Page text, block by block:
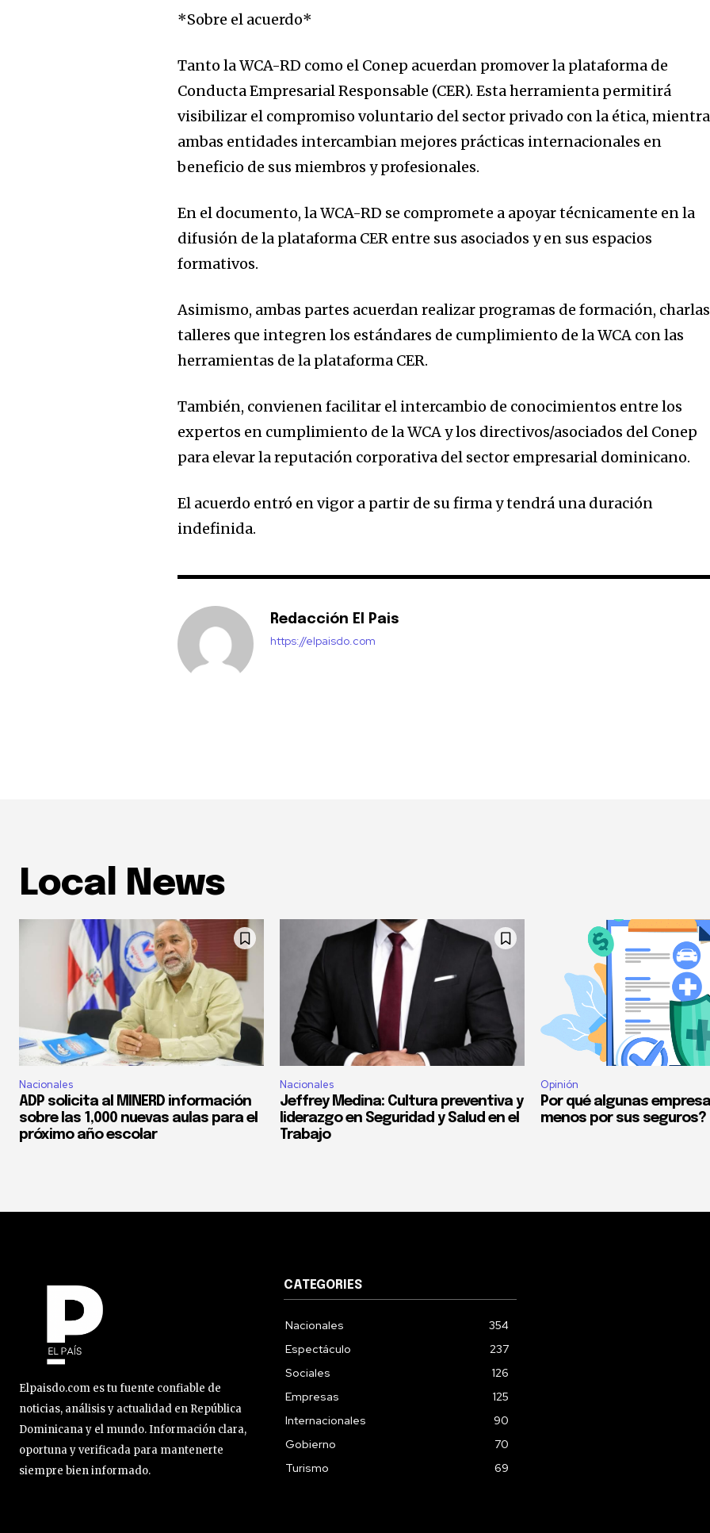
*Sobre el acuerdo*
Tanto la WCA-RD como el Conep acuerdan promover la plataforma de
Conducta Empresarial Responsable (CER). Esta herramienta permitirá
visibilizar el compromiso voluntario del sector privado con la ética,
ambas entidades intercambian mejores prácticas internacionales en
beneficio de sus miembros y profesionales.
En el documento, la WCA-RD se compromete a apoyar técnicamente en la
difusión de la plataforma CER entre sus asociados y en sus espacios
formativos.
Asimismo, ambas partes acuerdan realizar programas de formación,
talleres que integren los estándares de cumplimiento de la WCA con las
herramientas de la plataforma CER.
También, convienen facilitar el intercambio de conocimientos entre los
expertos en cumplimiento de la WCA y los directivos/asociados del Conep
para elevar la reputación corporativa del sector empresarial dominicano.
El acuerdo entró en vigor a partir de su firma y tendrá una duración
indefinida.
Redacción El Pais
https://elpaisdo.com
Local News
Nacionales
ADP solicita al MINERD información
sobre las 1,000 nuevas aulas para el
próximo año escolar
Nacionales
Jeffrey Medina: Cultura preventiva y
liderazgo en Seguridad y Salud en el
Trabajo
Opinión
Por qué algunas
menos por sus seguros?
Elpaisdo.com es tu fuente confiable de
noticias, análisis y actualidad en República
Dominicana y el mundo. Información clara,
oportuna y verificada para mantenerte
siempre bien informado.
CATEGORIES
Nacionales
354
Espectáculo
237
Sociales
126
Empresas
125
Internacionales
90
Gobierno
70
Turismo
69